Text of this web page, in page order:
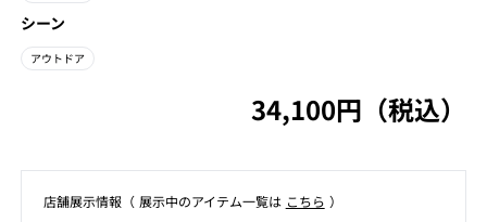
シーン
アウトドア
34,100円（税込）
店舗展⽰情報（ 展⽰中のアイテム⼀覧は こちら ）